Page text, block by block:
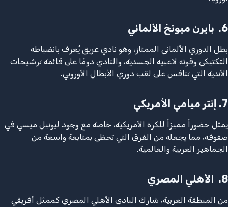
6. بايرن ميونخ الألماني
بطل الدوري الألماني الممتاز، وهو نادي عريق يُعرف بانضباطه
التكتيكي وقوته لاعبيه الجسدية، والنادي دومًا على قائمة ترشيحات
الأندية التي تنافس على لقب دوري الأبطال الأوروبي.
7. إنتر ميامي الأمريكي
يمثل حضوراً مميزاً للكرة الأمريكية، خاصة مع وجود ليونيل ميسي في
صفوفه، مما يجعله من الفرق التي تحظى بمتابعة واسعة من
الجماهير العربية والعالمية.
8. الأهلي المصري
من المنطقة العربية، شارك النادي الأهلي المصري كممثل أفريقي